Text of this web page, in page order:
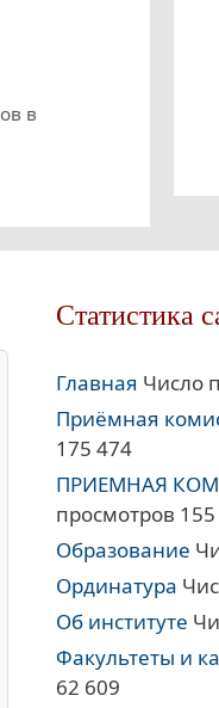
в
Статистика
Главная Число
Приёмная
175 474
ПРИЕМНАЯ
просмотров
Образование
Ординатура
Об институте
Факультеты и
62 609